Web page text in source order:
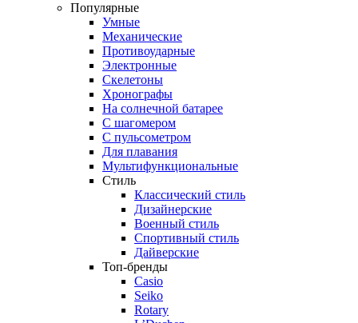
Популярные
Умные
Механические
Противоударные
Электронные
Скелетоны
Хронографы
На солнечной батарее
С шагомером
С пульсометром
Для плавания
Мультифункциональные
Стиль
Классический стиль
Дизайнерские
Военный стиль
Спортивный стиль
Дайверские
Топ-бренды
Casio
Seiko
Rotary